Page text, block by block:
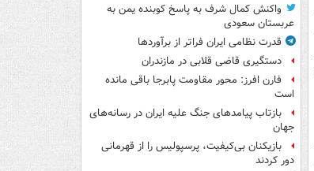
واکنش کمال شرف به پاسخ کوبنده یمن به
عربستان سعودی
قدرت نظامی ایران فراتر از برآوردها
دستگیری قاضی قلابی در مازندران
فارن افرز: محور مقاومت پابرجا باقی مانده
است
بازتاب پیامدهای جنگ علیه ایران در رسانه‌های
جهان
بازیکنان بی‌کیفیت، پرسپولیس را از قهرمانی
دور کردند